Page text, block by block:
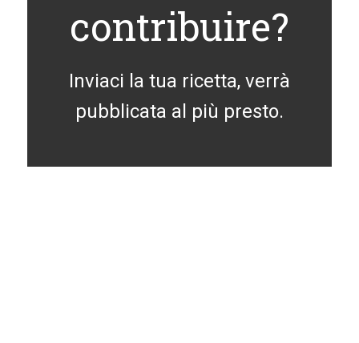
contribuire?
Inviaci la tua ricetta, verrà
pubblicata al più presto.